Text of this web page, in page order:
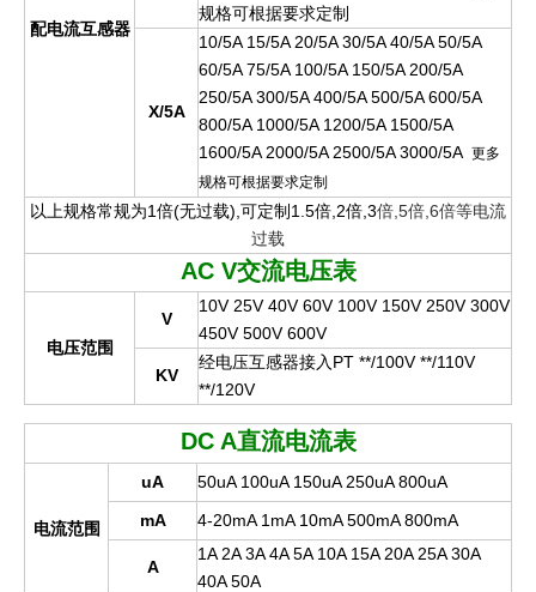
配电流互感器
规格可根据要求定制
X/5A
10/5A 15/5A 20/5A 30/5A 40/5A 50/5A
60/5A 75/5A 100/5A 150/5A 200/5A
250/5A 300/5A 400/5A 500/5A 600/5A
800/5A 1000/5A 1200/5A 1500/5A
1600/5A 2000/5A 2500/5A 3000/5A 更多
规格可根据要求定制
以上规格常规为1倍(无过载),可定制1.5倍,2倍,3倍,5倍,6倍等电流
过载
AC V交流电压表
电压范围
V
10V 25V 40V 60V 100V 150V 250V 300V
450V 500V 600V
KV
经电压互感器接入PT **/100V **/110V
**/120V
DC A直流电流表
电流范围
uA
50uA 100uA 150uA 250uA 800uA
mA
4-20mA 1mA 10mA 500mA 800mA
A
1A 2A 3A 4A 5A 10A 15A 20A 25A 30A
40A 50A